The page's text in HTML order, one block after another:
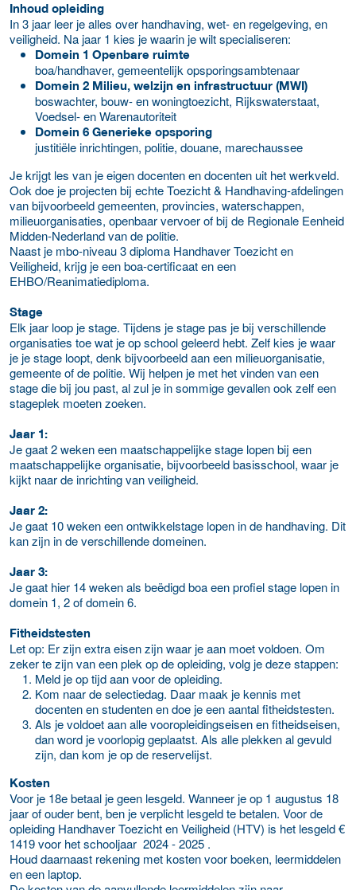
Inhoud opleiding
In 3 jaar leer je alles over handhaving, wet- en regelgeving, en
veiligheid. Na jaar 1 kies je waarin je wilt specialiseren:
Domein 1 Openbare ruimte
boa/handhaver, gemeentelijk opsporingsambtenaar
Domein 2 Milieu, welzijn en infrastructuur (MWI)
boswachter, bouw- en woningtoezicht, Rijkswaterstaat,
Voedsel- en Warenautoriteit
Domein 6 Generieke opsporing
justitiële inrichtingen, politie, douane, marechaussee
Je krijgt les van je eigen docenten en docenten uit het werkveld.
Ook doe je projecten bij echte Toezicht & Handhaving-afdelingen
van bijvoorbeeld gemeenten, provincies, waterschappen,
milieuorganisaties, openbaar vervoer of bij de Regionale Eenheid
Midden-Nederland van de politie.
Naast je mbo-niveau 3 diploma Handhaver Toezicht en
Veiligheid, krijg je een boa-certificaat en een
EHBO/Reanimatiediploma.
Stage
Elk jaar loop je stage. Tijdens je stage pas je bij verschillende
organisaties toe wat je op school geleerd hebt. Zelf kies je waar
je je stage loopt, denk bijvoorbeeld aan een milieuorganisatie,
gemeente of de politie. Wij helpen je met het vinden van een
stage die bij jou past, al zul je in sommige gevallen ook zelf een
stageplek moeten zoeken.
Jaar 1:
Je gaat 2 weken een maatschappelijke stage lopen bij een
maatschappelijke organisatie, bijvoorbeeld basisschool, waar je
kijkt naar de inrichting van veiligheid.
Jaar 2:
Je gaat 10 weken een ontwikkelstage lopen in de handhaving. Dit
kan zijn in de verschillende domeinen.
Jaar 3:
Je gaat hier 14 weken als beëdigd boa een profiel stage lopen in
domein 1, 2 of domein 6.
Fitheidstesten
Let op: Er zijn extra eisen zijn waar je aan moet voldoen. Om
zeker te zijn van een plek op de opleiding, volg je deze stappen:
Meld je op tijd aan voor de opleiding.
Kom naar de selectiedag. Daar maak je kennis met
docenten en studenten en doe je een aantal fitheidstesten.
Als je voldoet aan alle vooropleidingseisen en fitheidseisen,
dan word je voorlopig geplaatst. Als alle plekken al gevuld
zijn, dan kom je op de reservelijst.
Kosten
Voor je 18e betaal je geen lesgeld. Wanneer je op 1 augustus 18
jaar of ouder bent, ben je verplicht lesgeld te betalen. Voor de
opleiding Handhaver Toezicht en Veiligheid (HTV) is het lesgeld €
1419 voor het schooljaar 2024 - 2025 .
Houd daarnaast rekening met kosten voor boeken, leermiddelen
en een laptop.